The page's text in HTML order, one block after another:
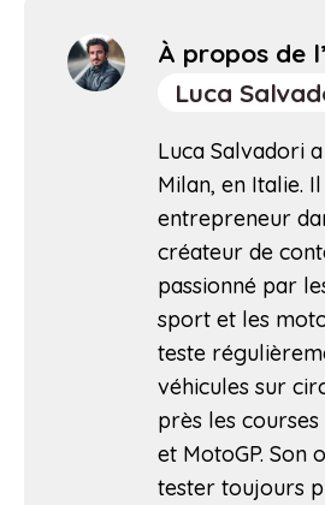
À propos de
Luca
Luca Salvadori
Milan, en Italie.
entrepreneur
créateur de
passionné par
sport et les
teste
véhicules sur
près les
et MotoGP. Son
tester toujours